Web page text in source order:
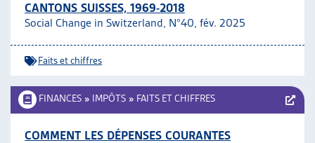
AUTRES
PROJETS ET ACTIVITÉS
JOURNÉES D’AUTOMNE
CANTONS SUISSES, 1969-2018
Social Change in Switzerland, N°40, fév. 2025
Faits et chiffres
FINANCES » IMPÔTS » FAITS ET CHIFFRES
COMMENT LES DÉPENSES COURANTES